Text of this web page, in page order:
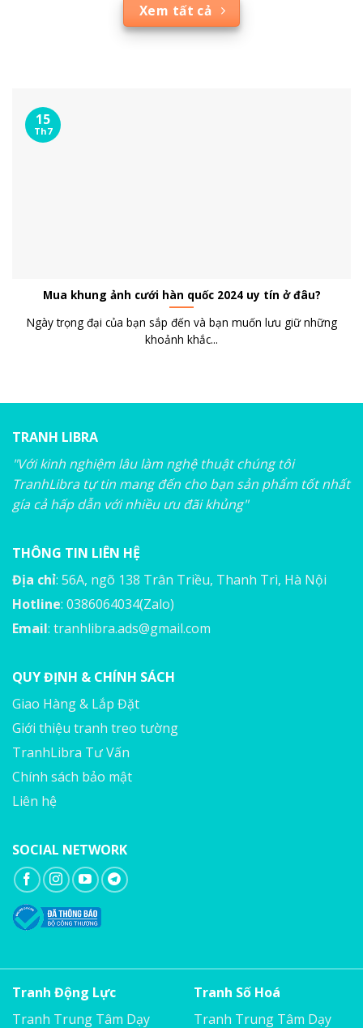
Xem tất cả
Mua khung ảnh cưới hàn quốc 2024 uy tín ở đâu?
Ngày trọng đại của bạn sắp đến và bạn muốn lưu giữ những
khoảnh khắc...
15
Th7
TRANH LIBRA
"Với kinh nghiệm lâu làm nghệ thuật chúng tôi
TranhLibra tự tin mang đến cho bạn sản phẩm tốt nhất
gía cả hấp dẫn với nhiều ưu đãi khủng"
THÔNG TIN LIÊN HỆ
Địa chỉ: 56A, ngõ 138 Trân Triều, Thanh Trì, Hà Nội
Hotline: 0386064034(Zalo)
Email: tranhlibra.ads@gmail.com
QUY ĐỊNH & CHÍNH SÁCH
Giao Hàng & Lắp Đặt
Giới thiệu tranh treo tường
TranhLibra Tư Vấn
Chính sách bảo mật
Liên hệ
SOCIAL NETWORK
Tranh Động Lực
Tranh Trung Tâm Dạy
Tranh Số Hoá
Tranh Trung Tâm Dạy